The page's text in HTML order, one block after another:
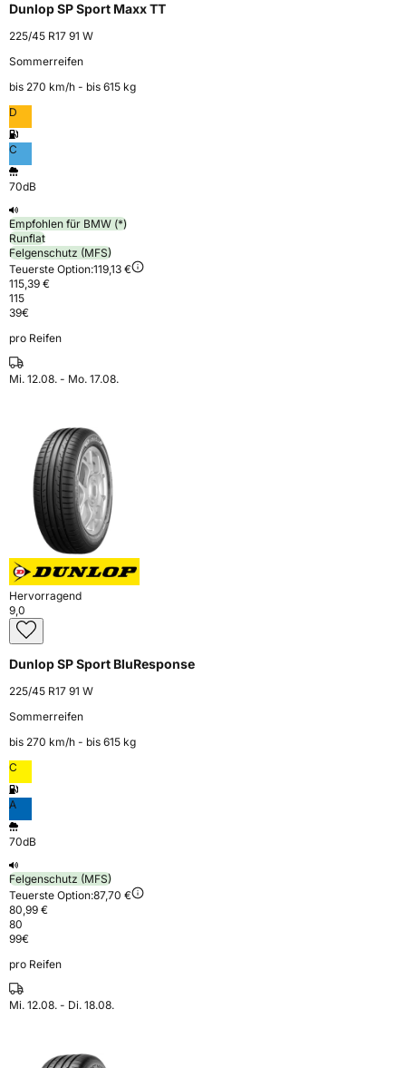
Dunlop SP Sport Maxx TT
225/45 R17 91 W
Sommerreifen
bis 270 km⁠/⁠h - bis 615 kg
D
C
70dB
Empfohlen für BMW (*)
Runflat
Felgenschutz (MFS)
Teuerste Option:119,13 €
115,39 €
115
39€
pro Reifen
Mi. 12.08. - Mo. 17.08.
Hervorragend
9,0
Dunlop SP Sport BluResponse
225/45 R17 91 W
Sommerreifen
bis 270 km⁠/⁠h - bis 615 kg
C
A
70dB
Felgenschutz (MFS)
Teuerste Option:87,70 €
80,99 €
80
99€
pro Reifen
Mi. 12.08. - Di. 18.08.